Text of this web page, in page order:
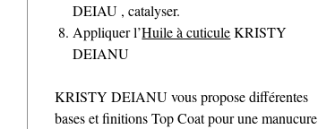
DEIAU , catalyser.
Appliquer l’Huile à cuticuleKRISTY
DEIANU
KRISTY DEIANU vous propose différentes
bases et finitions Top Coat pour une manucure